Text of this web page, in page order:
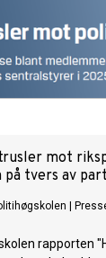
mot
tvers av
rapporten